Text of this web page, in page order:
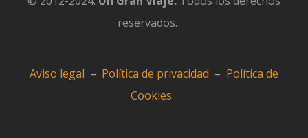
reservados.
Aviso legal – Política de privacidad – Política de
Cookies